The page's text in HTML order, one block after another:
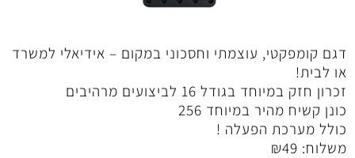
דגם קומפקטי, עוצמתי וחסכוני במקום – אידיאלי למשרד
או לבית!
זכרון חזק במיוחד בגודל 16 לביצועים מרהיבים
כונן קשיח מהיר במיוחד 256
כולל מערכת הפעלה !
משלוח:
₪49